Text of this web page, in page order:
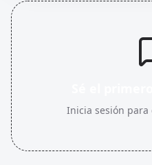
Inicia sesión